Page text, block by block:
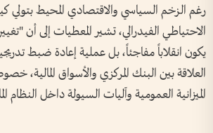
رغم الزخم السياسي والاقتصادي المحيط بتولي
الاحتياطي الفيدرالي، تشير المعطيات إلى أن
يكون انقلاباً مفاجئاً، بل عملية إعادة ضبط
العلاقة بين البنك المركزي والأسواق المالية،
الميزانية العمومية وآليات السيولة داخل النظام